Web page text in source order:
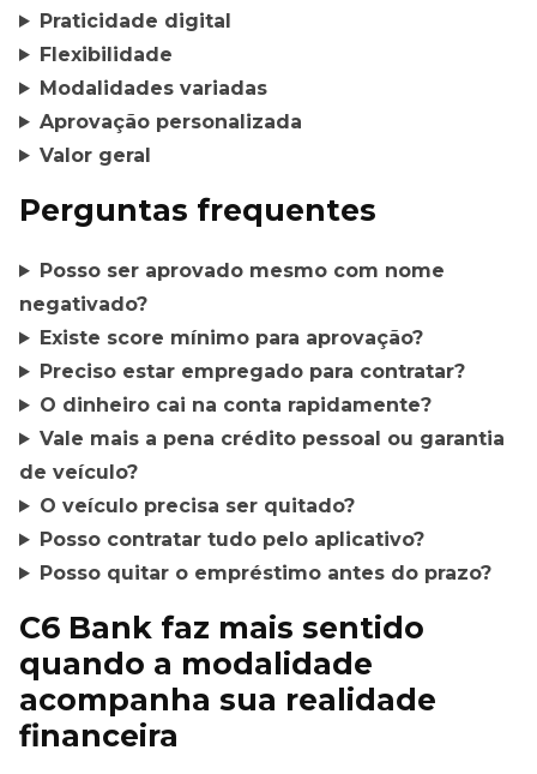
Praticidade digital
Flexibilidade
Modalidades variadas
Aprovação personalizada
Valor geral
Perguntas frequentes
Posso ser aprovado mesmo com nome
negativado?
Existe score mínimo para aprovação?
Preciso estar empregado para contratar?
O dinheiro cai na conta rapidamente?
Vale mais a pena crédito pessoal ou garantia
de veículo?
O veículo precisa ser quitado?
Posso contratar tudo pelo aplicativo?
Posso quitar o empréstimo antes do prazo?
C6 Bank faz mais sentido
quando a modalidade
acompanha sua realidade
financeira